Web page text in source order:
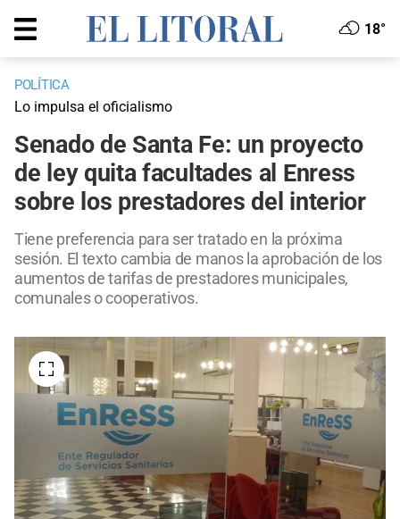
18°
POLÍTICA
Lo impulsa el oficialismo
Senado de Santa Fe: un proyecto
de ley quita facultades al Enress
sobre los prestadores del interior
Tiene preferencia para ser tratado en la próxima
sesión. El texto cambia de manos la aprobación de los
aumentos de tarifas de prestadores municipales,
comunales o cooperativos.